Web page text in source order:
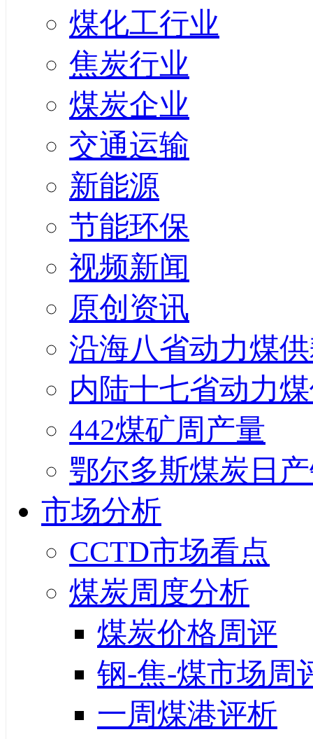
煤化工行业
焦炭行业
煤炭企业
交通运输
新能源
节能环保
视频新闻
原创资讯
沿海八省动力煤
内陆十七省动力
442煤矿周产量
鄂尔多斯煤炭日
市场分析
CCTD市场看点
煤炭周度分析
煤炭价格周评
钢-焦-煤市场周
一周煤港评析